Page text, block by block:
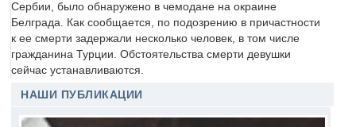
Сербии, было обнаружено в чемодане на окраине
Белграда. Как сообщается, по подозрению в причастности
к ее смерти задержали несколько человек, в том числе
гражданина Турции. Обстоятельства смерти девушки
сейчас устанавливаются.
НАШИ ПУБЛИКАЦИИ